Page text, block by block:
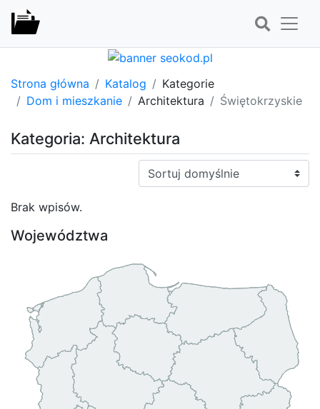
Strona główna Katalog
Kategorie
Dom i mieszkanie
Architektura Świętokrzyskie
Kategoria: Architektura
Sortuj:
Brak wpisów.
Województwa